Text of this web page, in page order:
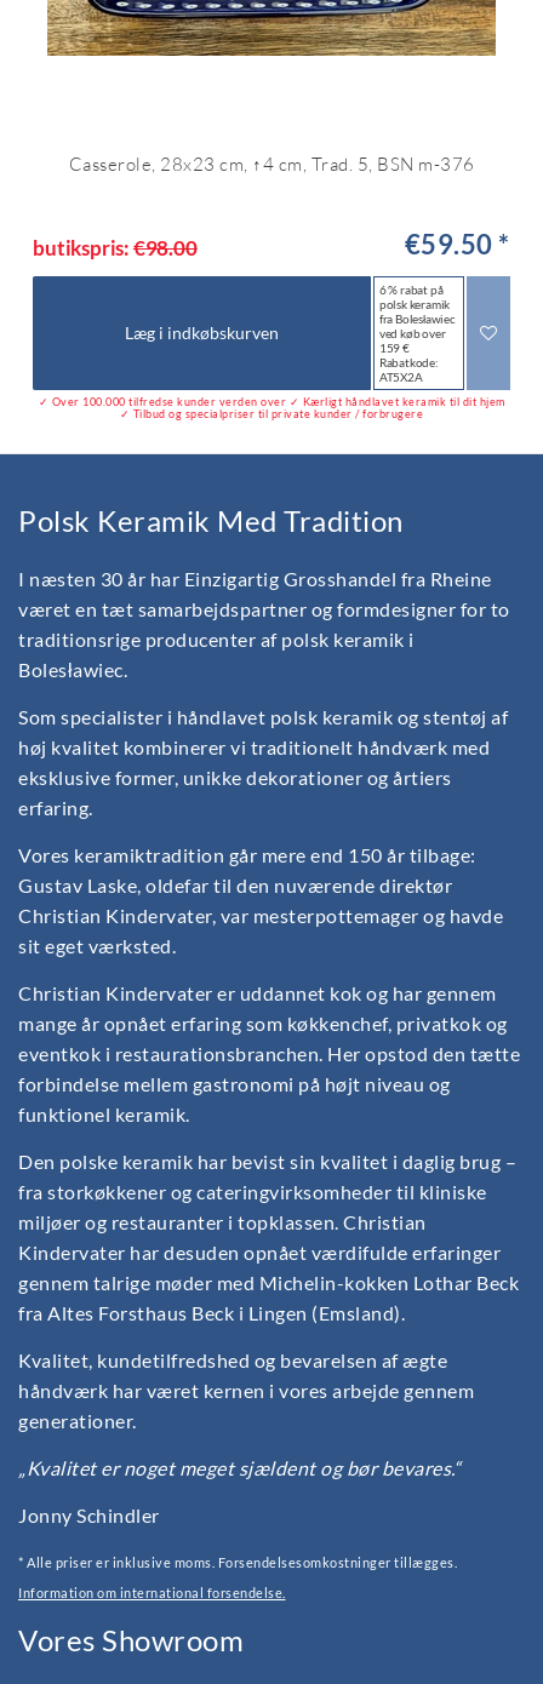
Casserole, 28x23 cm, ↑4 cm, Trad. 5, BSN m-376
butikspris:€98.00 €59.50 *
Læg i indkøbskurven
6 % rabat på
polsk keramik
fra Bolesławiec
ved køb over
159 €
Rabatkode:
AT5X2A
✓ Over 100.000 tilfredse kunder verden over ✓ Kærligt håndlavet keramik til dit hjem
✓ Tilbud og specialpriser til private kunder / forbrugere
Polsk Keramik Med Tradition
I næsten 30 år har Einzigartig Grosshandel fra Rheine
været en tæt samarbejdspartner og formdesigner for to
traditionsrige producenter af polsk keramik i
Bolesławiec.
Som specialister i håndlavet polsk keramik og stentøj af
høj kvalitet kombinerer vi traditionelt håndværk med
eksklusive former, unikke dekorationer og årtiers
erfaring.
Vores keramiktradition går mere end 150 år tilbage:
Gustav Laske, oldefar til den nuværende direktør
Christian Kindervater, var mesterpottemager og havde
sit eget værksted.
Christian Kindervater er uddannet kok og har gennem
mange år opnået erfaring som køkkenchef, privatkok og
eventkok i restaurationsbranchen. Her opstod den tætte
forbindelse mellem gastronomi på højt niveau og
funktionel keramik.
Den polske keramik har bevist sin kvalitet i daglig brug –
fra storkøkkener og cateringvirksomheder til kliniske
miljøer og restauranter i topklassen. Christian
Kindervater har desuden opnået værdifulde erfaringer
gennem talrige møder med Michelin-kokken Lothar Beck
fra Altes Forsthaus Beck i Lingen (Emsland).
Kvalitet, kundetilfredshed og bevarelsen af ægte
håndværk har været kernen i vores arbejde gennem
generationer.
„Kvalitet er noget meget sjældent og bør bevares.“
Jonny Schindler
* Alle priser er inklusive moms. Forsendelsesomkostninger tillægges.
Information om international forsendelse.
Vores Showroom